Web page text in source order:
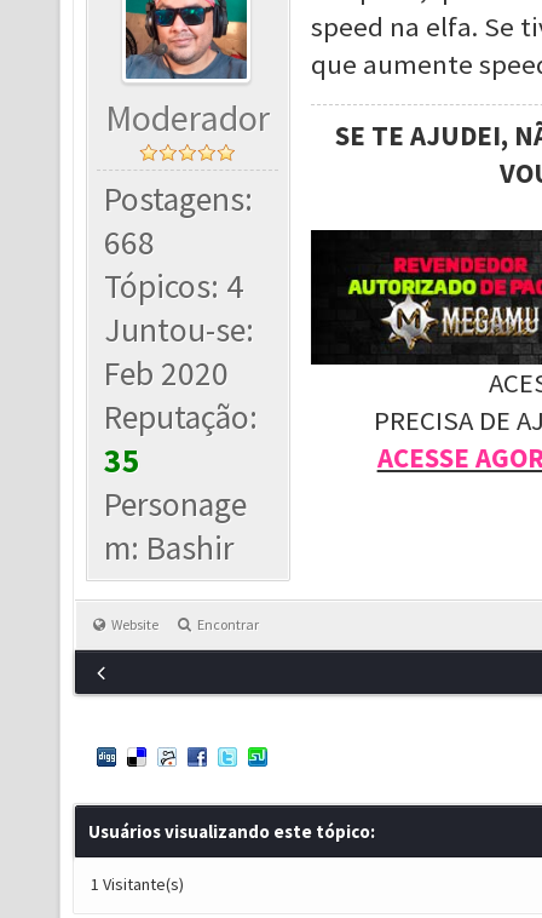
Moderador
Postagens:
668
Tópicos: 4
Juntou-se:
Feb 2020
Reputação:
35
Personage
m: Bashir
speed na elfa. Se
que aumente
SE TE AJUDEI,
PRECISA DE
ACESSE
Website Encontrar
Usuários visualizando este tópico:
1 Visitante(s)